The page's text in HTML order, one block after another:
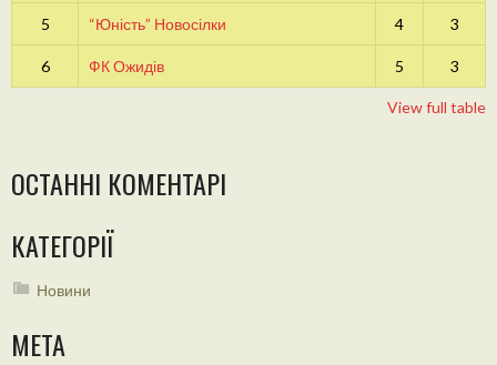
5 “Юність” Новосілки 4 3
6 ФК Ожидів 5 3
View full table
ОСТАННІ КОМЕНТАРІ
КАТЕГОРІЇ
Новини
МЕТА